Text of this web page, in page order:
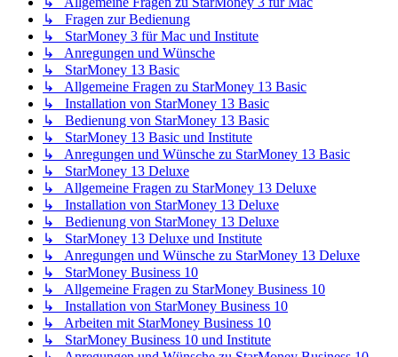
↳ Fragen zur Bedienung
↳ StarMoney 3 für Mac und Institute
↳ Anregungen und Wünsche
↳ StarMoney 13 Basic
↳ Allgemeine Fragen zu StarMoney 13 Basic
↳ Installation von StarMoney 13 Basic
↳ Bedienung von StarMoney 13 Basic
↳ StarMoney 13 Basic und Institute
↳ Anregungen und Wünsche zu StarMoney 13 Basic
↳ StarMoney 13 Deluxe
↳ Allgemeine Fragen zu StarMoney 13 Deluxe
↳ Installation von StarMoney 13 Deluxe
↳ Bedienung von StarMoney 13 Deluxe
↳ StarMoney 13 Deluxe und Institute
↳ Anregungen und Wünsche zu StarMoney 13 Deluxe
↳ StarMoney Business 10
↳ Allgemeine Fragen zu StarMoney Business 10
↳ Installation von StarMoney Business 10
↳ Arbeiten mit StarMoney Business 10
↳ StarMoney Business 10 und Institute